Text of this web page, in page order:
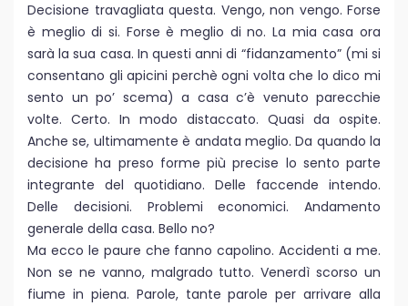
Decisione travagliata questa. Vengo, non vengo. Forse
è meglio di si. Forse è meglio di no. La mia casa ora
sarà la sua casa. In questi anni di “fidanzamento” (mi si
consentano gli apicini perchè ogni volta che lo dico mi
sento un po’ scema) a casa c’è venuto parecchie
volte. Certo. In modo distaccato. Quasi da ospite.
Anche se, ultimamente è andata meglio. Da quando la
decisione ha preso forme più precise lo sento parte
integrante del quotidiano. Delle faccende intendo.
Delle decisioni. Problemi economici. Andamento
generale della casa. Bello no?
Ma ecco le paure che fanno capolino. Accidenti a me.
Non se ne vanno, malgrado tutto. Venerdì scorso un
fiume in piena. Parole, tante parole per arrivare alla